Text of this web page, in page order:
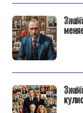
дек
дек